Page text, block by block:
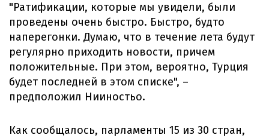
"Ратификации, которые мы увидели, были
проведены очень быстро. Быстро, будто
наперегонки. Думаю, что в течение лета будут
регулярно приходить новости, причем
положительные. При этом, вероятно, Турция
будет последней в этом списке", –
предположил Нииностьо.
Как сообщалось, парламенты 15 из 30 стран,